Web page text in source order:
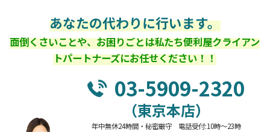
あなたの代わりに行います。
面倒くさいことや、お困りごとは私たち便利屋クライアン
トパートナーズにお任せください！！
03-5909-2320
（東京本店）
年中無休24時間・秘密厳守 電話受付:10時～23時